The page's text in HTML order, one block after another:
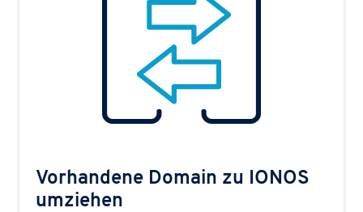
Vorhandene Domain zu IONOS
umziehen